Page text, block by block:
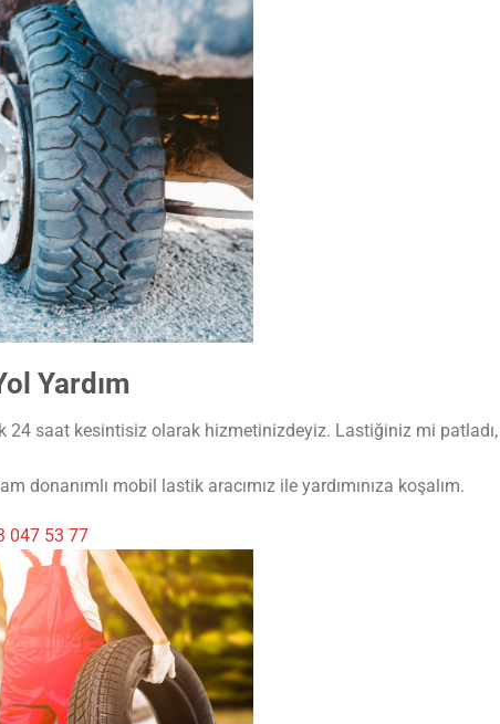
Yardım
saat kesintisiz olarak hizmetinizdeyiz. Lastiğiniz mi patladı,
donanımlı mobil lastik aracımız ile yardımınıza koşalım.
047 53 77